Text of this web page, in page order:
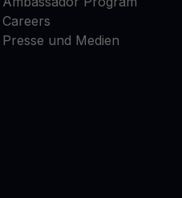
Careers
Presse und Medien